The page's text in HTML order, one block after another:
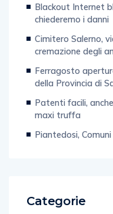
Blackout Internet
chiederemo i danni
Cimitero Salerno,
cremazione degli
Ferragosto
della Provincia di
Patenti facili,
maxi truffa
Piantedosi,
Categorie